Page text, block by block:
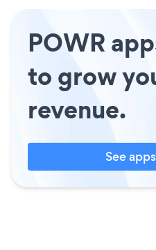
POWR
to grow
revenue.
See